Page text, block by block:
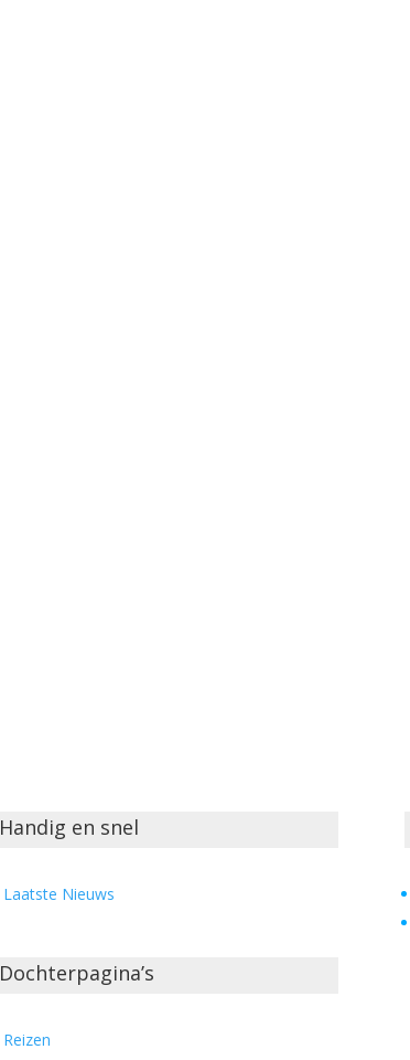
Handig en snel
Laatste Nieuws
Dochterpagina’s
Reizen